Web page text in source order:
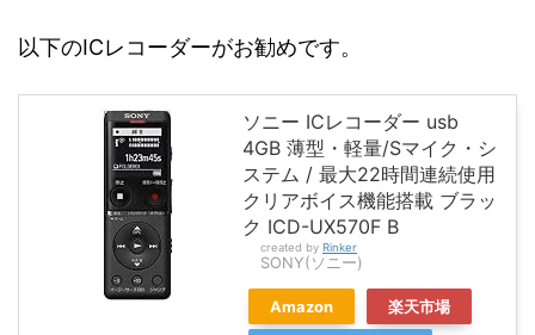
以下のICレコーダーがお勧めです。
ソニー ICレコーダー usb
4GB 薄型・軽量/Sマイク・シ
ステム / 最大22時間連続使用
クリアボイス機能搭載 ブラッ
ク ICD-UX570F B
created by Rinker
SONY(ソニー)
Amazon 楽天市場